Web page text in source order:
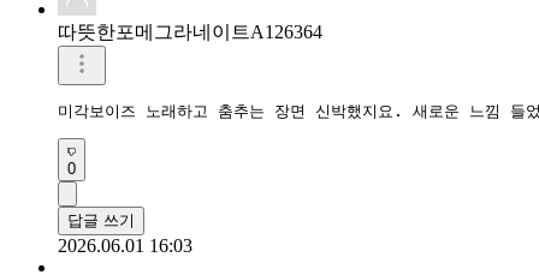
따뜻한포메그라네이트A126364
미각보이즈 노래하고 춤추는 장면 신박했지요. 새로운 느낌 들
0
답글 쓰기
2026.06.01 16:03